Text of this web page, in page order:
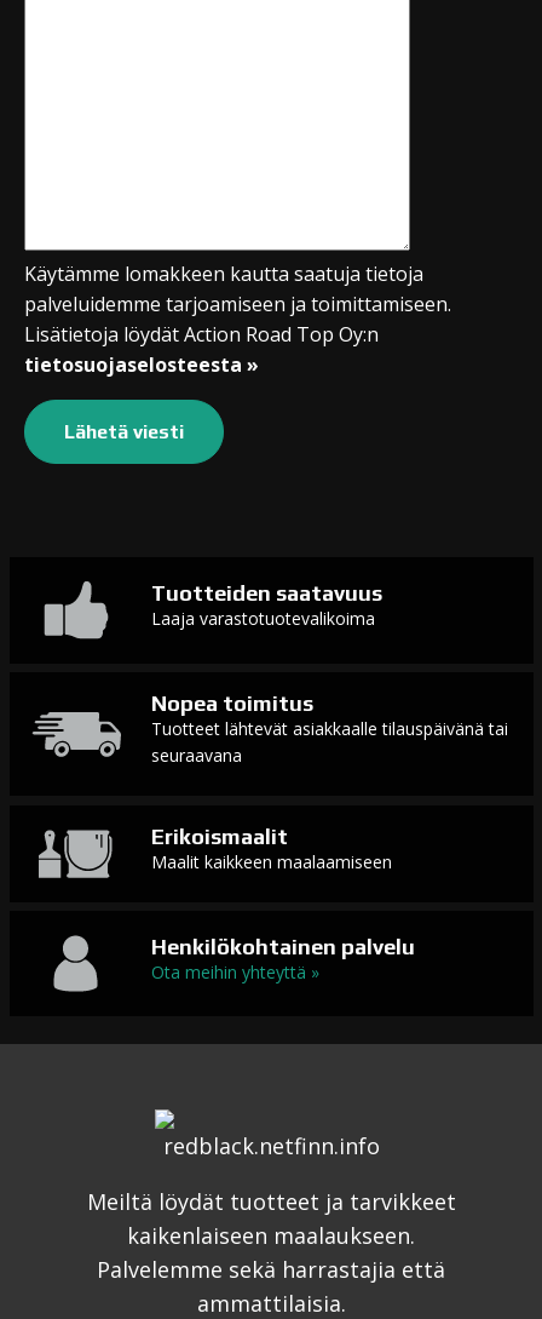
Käytämme lomakkeen kautta saatuja tietoja
palveluidemme tarjoamiseen ja toimittamiseen.
Lisätietoja löydät Action Road Top Oy:n
tietosuojaselosteesta »
Tuotteiden saatavuus
Laaja varastotuotevalikoima
Nopea toimitus
Tuotteet lähtevät asiakkaalle tilauspäivänä tai
seuraavana
Erikoismaalit
Maalit kaikkeen maalaamiseen
Henkilökohtainen palvelu
Ota meihin yhteyttä »
Meiltä löydät tuotteet ja tarvikkeet
kaikenlaiseen maalaukseen.
Palvelemme sekä harrastajia että
ammattilaisia.